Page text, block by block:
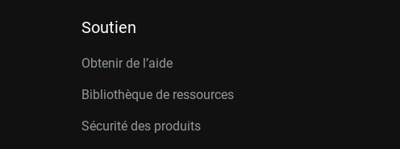
Soutien
Obtenir de l’aide
Bibliothèque de ressources
Sécurité des produits